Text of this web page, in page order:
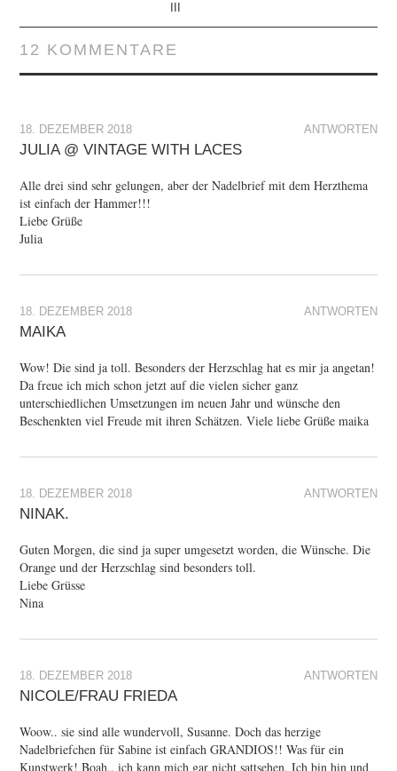
12 KOMMENTARE
ANTWORTEN
18. DEZEMBER 2018
JULIA @ VINTAGE WITH LACES
Alle drei sind sehr gelungen, aber der Nadelbrief mit dem Herzthema
ist einfach der Hammer!!!
Liebe Grüße
Julia
ANTWORTEN
18. DEZEMBER 2018
MAIKA
Wow! Die sind ja toll. Besonders der Herzschlag hat es mir ja angetan!
Da freue ich mich schon jetzt auf die vielen sicher ganz
unterschiedlichen Umsetzungen im neuen Jahr und wünsche den
Beschenkten viel Freude mit ihren Schätzen. Viele liebe Grüße maika
ANTWORTEN
18. DEZEMBER 2018
NINAK.
Guten Morgen, die sind ja super umgesetzt worden, die Wünsche. Die
Orange und der Herzschlag sind besonders toll.
Liebe Grüsse
Nina
ANTWORTEN
18. DEZEMBER 2018
NICOLE/FRAU FRIEDA
Woow.. sie sind alle wundervoll, Susanne. Doch das herzige
Nadelbriefchen für Sabine ist einfach GRANDIOS!! Was für ein
Kunstwerk! Boah.. ich kann mich gar nicht sattsehen. Ich bin hin und